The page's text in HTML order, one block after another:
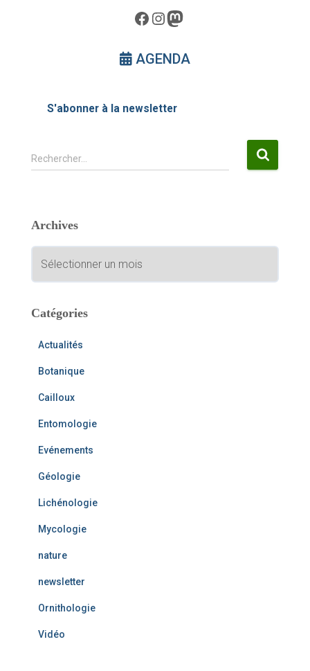
Facebook InstagramMastodon
AGENDA
S'abonner à la newsletter
R
e
r
r
:
Rechercher…
Archives
c
iCatégories
Actualités
Botanique
Cailloux
Entomologie
Evénements
Géologie
Lichénologie
Mycologie
nature
newsletter
Ornithologie
Vidéo